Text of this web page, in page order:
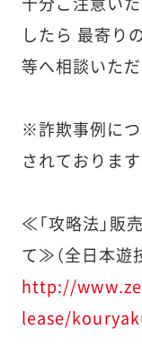
したら 最寄り
等へ相談いた
※詐欺事例に
されております
≪「攻略法」販
て≫（全日本遊
http://
lease/